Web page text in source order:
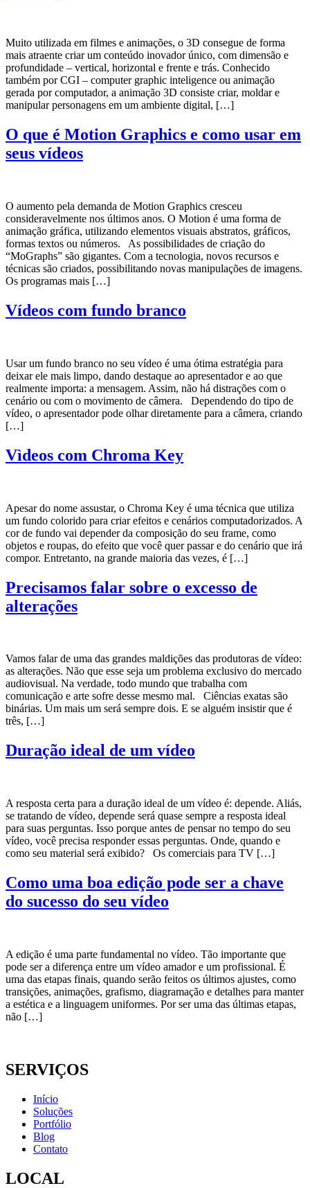
Muito utilizada em filmes e animações, o 3D consegue de forma
mais atraente criar um conteúdo inovador único, com dimensão e
profundidade – vertical, horizontal e frente e trás. Conhecido
também por CGI – computer graphic inteligence ou animação
gerada por computador, a animação 3D consiste criar, moldar e
manipular personagens em um ambiente digital, […]
O que é Motion Graphics e como usar em
seus vídeos
O aumento pela demanda de Motion Graphics cresceu
consideravelmente nos últimos anos. O Motion é uma forma de
animação gráfica, utilizando elementos visuais abstratos, gráficos,
formas textos ou números. As possibilidades de criação do
“MoGraphs” são gigantes. Com a tecnologia, novos recursos e
técnicas são criados, possibilitando novas manipulações de imagens.
Os programas mais […]
Vídeos com fundo branco
Usar um fundo branco no seu vídeo é uma ótima estratégia para
deixar ele mais limpo, dando destaque ao apresentador e ao que
realmente importa: a mensagem. Assim, não há distrações com o
cenário ou com o movimento de câmera. Dependendo do tipo de
vídeo, o apresentador pode olhar diretamente para a câmera, criando
[…]
Vìdeos com Chroma Key
Apesar do nome assustar, o Chroma Key é uma técnica que utiliza
um fundo colorido para criar efeitos e cenários computadorizados. A
cor de fundo vai depender da composição do seu frame, como
objetos e roupas, do efeito que você quer passar e do cenário que irá
compor. Entretanto, na grande maioria das vezes, é […]
Precisamos falar sobre o excesso de
alterações
Vamos falar de uma das grandes maldições das produtoras de vídeo:
as alterações. Não que esse seja um problema exclusivo do mercado
audiovisual. Na verdade, todo mundo que trabalha com
comunicação e arte sofre desse mesmo mal. Ciências exatas são
binárias. Um mais um será sempre dois. E se alguém insistir que é
três, […]
Duração ideal de um vídeo
A resposta certa para a duração ideal de um vídeo é: depende. Aliás,
se tratando de vídeo, depende será quase sempre a resposta ideal
para suas perguntas. Isso porque antes de pensar no tempo do seu
vídeo, você precisa responder essas perguntas. Onde, quando e
como seu material será exibido? Os comerciais para TV […]
Como uma boa edição pode ser a chave
do sucesso do seu vídeo
A edição é uma parte fundamental no vídeo. Tão importante que
pode ser a diferença entre um vídeo amador e um profissional. É
uma das etapas finais, quando serão feitos os últimos ajustes, como
transições, animações, grafismo, diagramação e detalhes para manter
a estética e a linguagem uniformes. Por ser uma das últimas etapas,
não […]
SERVIÇOS
Início
Soluções
Portfólio
Blog
Contato
LOCAL